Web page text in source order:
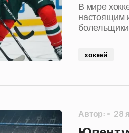
В мире
настоящим
хоккей
Автор: 28